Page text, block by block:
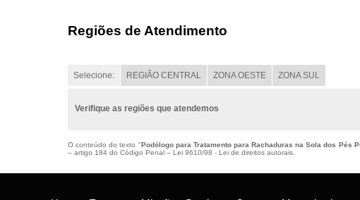
Regiões de Atendimento
Selecione: REGIÃO CENTRAL ZONA OESTE ZONA SUL
Verifique as regiões que atendemos
O conteúdo do texto "Podólogo para Tratamento para Rachaduras na Sola dos Pés
– artigo 184 do Código Penal – Lei 9610/98 - Lei de direitos autorais